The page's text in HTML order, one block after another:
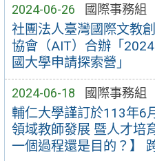
2024-06-26 國際事務組
社團法人臺灣國際文教
協會（AIT）合辦「
國大學申請探索營」
2024-06-18 國際事務組
輔仁大學謹訂於113年6
領域教師發展 暨人才培
一個過程還是目的？】